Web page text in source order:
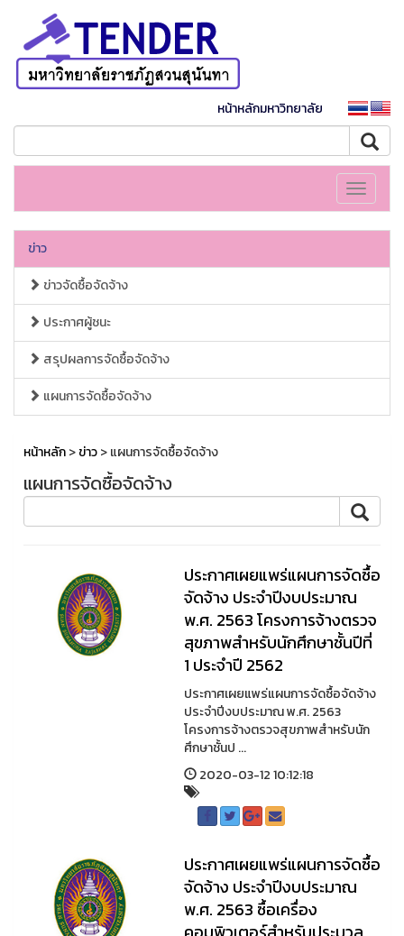
หน้าหลักมหาวิทยาลัย
Toggle
ข่าว
ข่าวจัดซื้อจัดจ้าง
ประกาศผู้ชนะ
สรุปผลการจัดซื้อจัดจ้าง
แผนการจัดซื้อจัดจ้าง
หน้าหลัก>ข่าว> แผนการจัดซื้อจัดจ้าง
แผนการจัดซื้อจัดจ้าง
ประกาศเผยแพร่แผนการจัดซื้อ
จัดจ้าง ประจำปีงบประมาณ
พ.ศ. 2563 โครงการจ้างตรวจ
สุขภาพสำหรับนักศึกษาชั้นปีที่
1 ประจำปี 2562
ประกาศเผยแพร่แผนการจัดซื้อจัดจ้าง
ประจำปีงบประมาณ พ.ศ. 2563
โครงการจ้างตรวจสุขภาพสำหรับนัก
ศึกษาชั้นป ...
2020-03-12 10:12:18
ประกาศเผยแพร่แผนการจัดซื้อ
จัดจ้าง ประจำปีงบประมาณ
พ.ศ. 2563 ซื้อเครื่อง